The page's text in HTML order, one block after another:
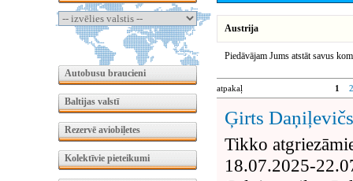
Autobusu braucieni
Baltijas valstī
Rezervē aviobiļetes
Kolektīvie pieteikumi
Austrija
Piedāvājam Jums atstāt savus
atpakaļ 1
Ģirts Daņiļevičs
Tikko
18.07.2025-